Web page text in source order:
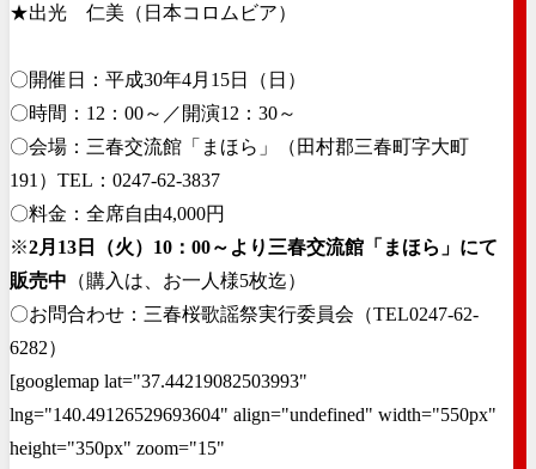
★出光 仁美（日本コロムビア）
〇開催日：平成30年4月15日（日）
〇時間：12：00～／開演12：30～
〇会場：三春交流館「まほら」（田村郡三春町字大町
191）TEL：0247-62-3837
〇料金：全席自由4,000円
※2月13日（火）10：00～より三春交流館「まほら」にて
販売中 （購入は、お一人様5枚迄）
〇お問合わせ：三春桜歌謡祭実行委員会（TEL0247-62-
6282）
[googlemap lat="37.44219082503993"
lng="140.49126529693604" align="undefined" width="550px"
height="350px" zoom="15"